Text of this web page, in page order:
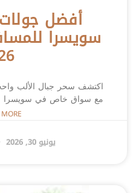
أفضل
سويسرا
اكتشف سحر جبال الألب
مع سواق خاص في سويسرا . اتصل
»
يونيو 30, 2026